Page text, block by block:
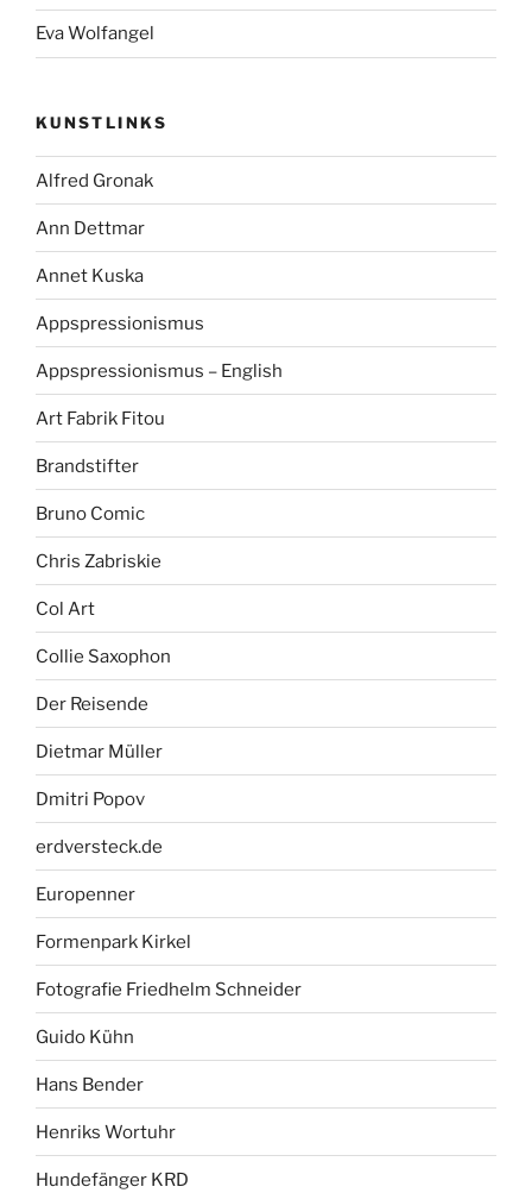
Eva Wolfangel
KUNSTLINKS
Alfred Gronak
Ann Dettmar
Annet Kuska
Appspressionismus
Appspressionismus – English
Art Fabrik Fitou
Brandstifter
Bruno Comic
Chris Zabriskie
Col Art
Collie Saxophon
Der Reisende
Dietmar Müller
Dmitri Popov
erdversteck.de
Europenner
Formenpark Kirkel
Fotografie Friedhelm Schneider
Guido Kühn
Hans Bender
Henriks Wortuhr
Hundefänger KRD